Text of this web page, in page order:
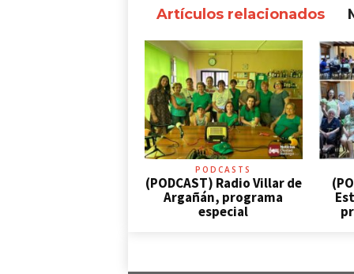
Artículos relacionados
PODCASTS
(PODCAST) Radio Villar de
Argañán, programa
especial